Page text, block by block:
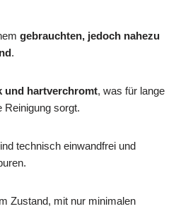
gebrauchten, jedoch nahezu
.
und hartverchromt, was für lange
Reinigung sorgt.
technisch einwandfrei und
Zustand, mit nur minimalen